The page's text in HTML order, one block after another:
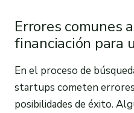
Errores comunes
financiación para
En el proceso de
startups cometen
posibilidades de éxito.